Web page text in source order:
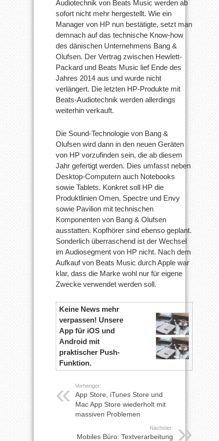
Audiotechnik von Beats Music werden ab
sofort nicht mehr hergestellt. Wie ein
Manager von HP nun bestätigte, setzt man
demnach auf das technische Know-how
des dänischen Unternehmens Bang &
Olufsen. Der Vertrag zwischen Hewlett-
Packard und Beats Music lief Ende des
Jahres 2014 aus und wurde nicht
verlängert. Die letzten HP-Produkte mit
Beats-Audiotechnik werden allerdings
weiterhin verkauft.
Die Sound-Technologie von Bang &
Olufsen wird dann in den neuen Geräten
von HP vorzufinden sein, die ab diesem
Jahr gefertigt werden. Dies umfasst neben
Desktop-Computern auch Notebooks
sowie Tablets. Konkret soll HP die
Produktlinien Omen, Spectre und Envy
sowie Pavilion mit technischen
Komponenten von Bang & Olufsen
ausstatten. Kopfhörer sind ebenso geplant.
Sonderlich überraschend ist der Wechsel
im Audiosegment von HP nicht. Nach dem
Aufkauf von Beats Music durch Apple war
klar, dass die Marke wohl nur für eigene
Zwecke verwendet werden soll.
Keine News mehr
verpassen! Unsere
App für iOS und
Android mit
praktischer Push-
Funktion.
Vorheriger:
App Store, iTunes Store und
Mac App Store wiederholt mit
massiven Problemen
Nächster:
Mobiles Büro: Textverarbeitung